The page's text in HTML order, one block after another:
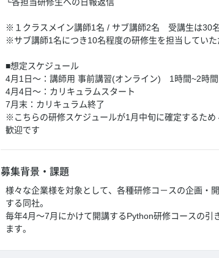
※１クラスメイン講師1名 / サブ講師2名 受講生は30
※サブ講師1名につき10名程度の研修生を担当していた
■想定スケジュール
4月1日～：講師用 事前講習(オンライン) 1時間~2時間
4月4日～：カリキュラムスタート
7月末：カリキュラム終了
※こちらの研修スケジュールが1月中旬に確定する
歓迎です
募集背景・課題
様々な企業様を対象として、各種研修コ－スの企画・
する同社。
毎年4月～7月にかけて開講するPython研修コースの
ます。